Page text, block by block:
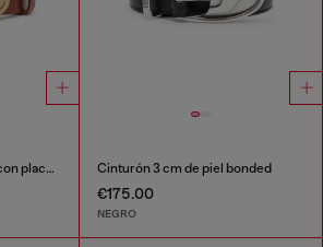
Cinturón 4 cm de cuero con placa Oval D Cinturón 3 cm de piel bonded
€175.00
NEGRO